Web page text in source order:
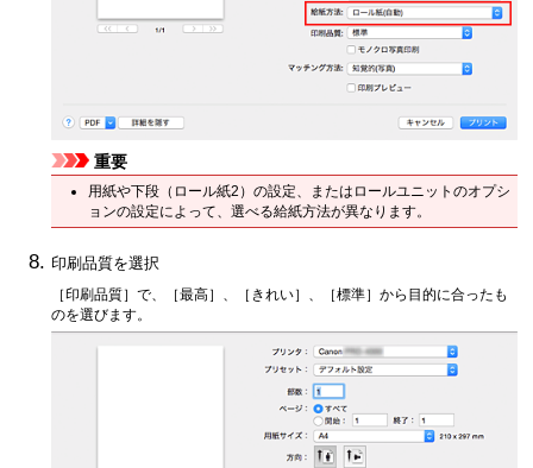
重要
用紙や下段（ロール紙2）の設定、またはロールユニットのオプシ
ョンの設定によって、選べる給紙方法が異なります。
印刷品質を選択
［印刷品質］で、 ［最高］ ［きれい］ ［標準］から目的に合ったも
のを選びます。